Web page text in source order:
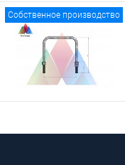
Собственное производство